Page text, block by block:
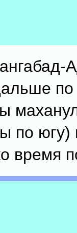
по
по югу)
время